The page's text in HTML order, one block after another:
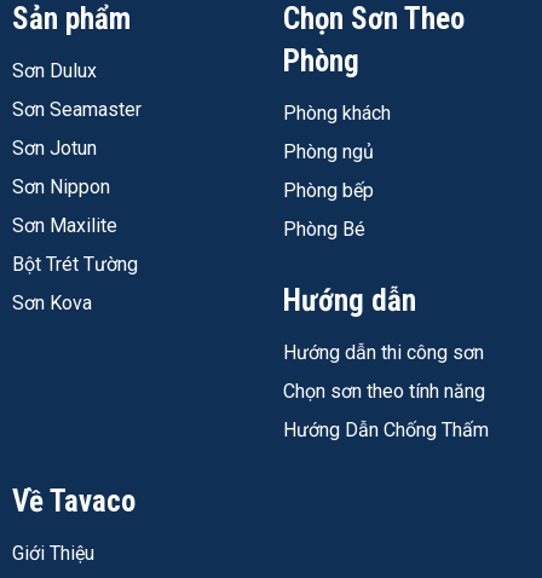
Gốc hóa
học
Acrylonitrile +
Alkylsiloxan
Pha trộn
Dùng thẳng, pha
Phải pha xi măng tỉ
lệ 1:1
Màu sắc
Chỉ trắng xám (màu
Lớp hoàn
trên
11A Color là lớp
phủ thêm
Co giãn, chống
Cứng hơn, cần phủ
bảo vệ
Thấp < 50 mg/lít Không ghi rõ
phù hợp
Sản phẩm
Sơn Dulux
Sơn Seamaster
Sơn Jotun
Sơn Nippon
Sơn Maxilite
Bột Trét Tường
Sơn Kova
Chọn Sơn Theo
Phòng
Phòng khách
Phòng ngủ
Phòng bếp
Phòng Bé
Hướng dẫn
Hướng dẫn thi công sơn
Chọn sơn theo tính năng
Hướng Dẫn Chống Thấm
Về Tavaco
Giới Thiệu